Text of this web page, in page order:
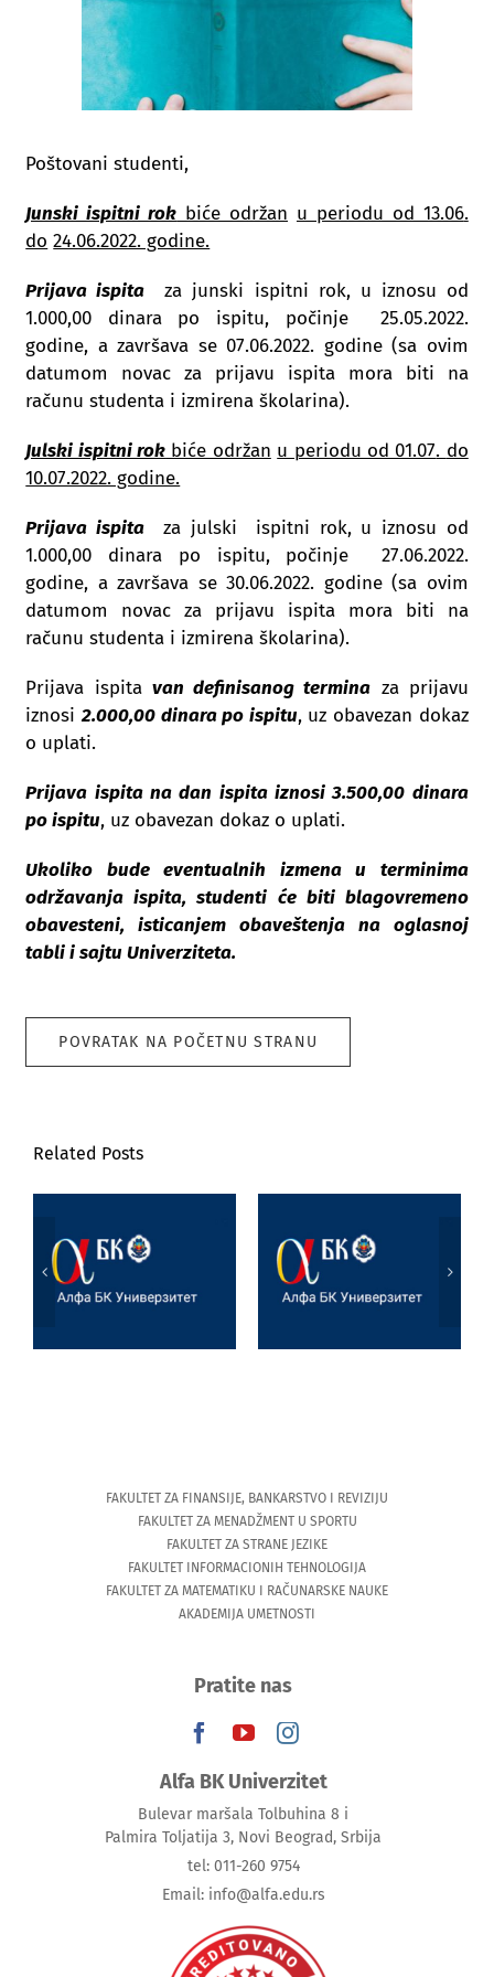
Poštovani studenti,
Junski ispitni rok biće održan u periodu od 13.06.
do 24.06.2022. godine.
Prijava ispita za junski ispitni rok, u iznosu od
1.000,00 dinara po ispitu, počinje 25.05.2022.
godine, a završava se 07.06.2022. godine (sa ovim
datumom novac za prijavu ispita mora biti na
računu studenta i izmirena školarina).
Julski ispitni rok biće održan u periodu od 01.07. do
10.07.2022. godine.
Prijava ispitaza julski ispitni rok, u iznosu od
1.000,00 dinara po ispitu, počinje 27.06.2022.
godine, a završava se 30.06.2022. godine (sa ovim
datumom novac za prijavu ispita mora biti na
računu studenta i izmirena školarina).
Prijava ispita van definisanog termina za prijavu
iznosi2.000,00 dinara po ispitu, uz obavezan dokaz
o uplati.
Prijava ispita na dan ispita iznosi 3.500,00 dinara
po ispitu, uz obavezan dokaz o uplati.
Ukoliko bude eventualnih izmena u terminima
održavanja ispita, studenti će biti blagovremeno
obavesteni, isticanjem obaveštenja na oglasnoj
tabli i sajtu Univerziteta.
POVRATAK NA POČETNU STRANU
Related Posts
Jezik, književnost
i veštačka
Marijane
Joksimović
Univerzitetu u
FAKULTET ZA FINANSIJE, BANKARSTVO I REVIZIJU
FAKULTET ZA MENADŽMENT U SPORTU
FAKULTET ZA STRANE JEZIKE
FAKULTET INFORMACIONIH TEHNOLOGIJA
FAKULTET ZA MATEMATIKU I RAČUNARSKE NAUKE
AKADEMIJA UMETNOSTI
Pratite nas
Alfa BK Univerzitet
Bulevar maršala Tolbuhina 8 i
Palmira Toljatija 3, Novi Beograd, Srbija
tel: 011-260 9754
Email: info@alfa.edu.rs